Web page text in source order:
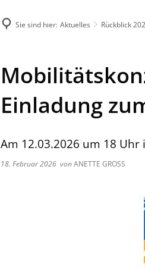
Sie sind hier: Aktuelles Rückblick
Einladung
Am 12.03.2026 um 18
18. Februar 2026 vonANETTE GROSS